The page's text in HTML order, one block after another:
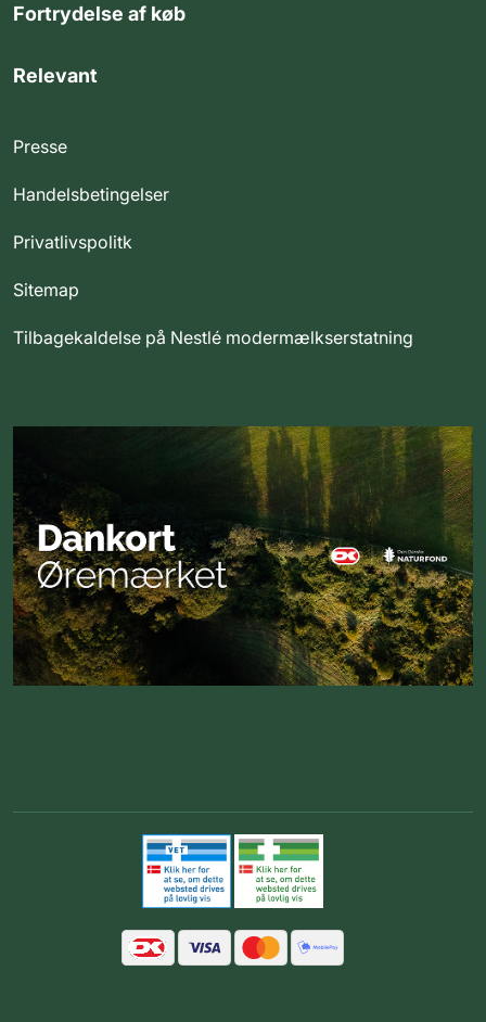
Fortrydelse af køb
Relevant
Presse
Handelsbetingelser
Privatlivspolitk
Sitemap
Tilbagekaldelse på Nestlé modermælkserstatning